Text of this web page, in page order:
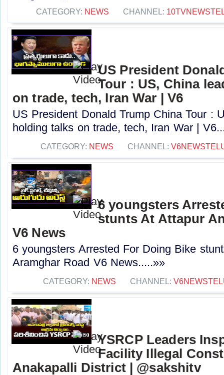
CATEGORY: NEWS CHANNEL:
US President
Tour : US, China
on trade, tech, Iran War | V6
US President Donald Trump China Tour :
holding talks on trade, tech, Iran War |
CATEGORY: NEWS CHANNEL:
6 youngsters
stunts At Attapur
V6 News
6 youngsters Arrested For Doing Bike
Aramghar Road V6 News.....»»
CATEGORY: NEWS CHANNEL:
YSRCP Leaders
Facility Illegal
Anakapalli District | @sakshitv